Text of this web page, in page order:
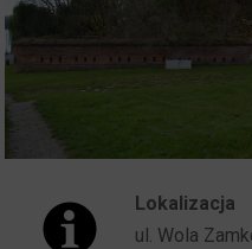
Lokalizacja
ul. Wola